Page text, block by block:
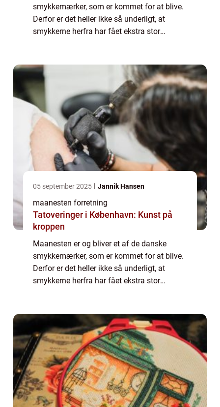
smykkemærker, som er kommet for at blive.
Derfor er det heller ikke så underligt, at
smykkerne herfra har fået ekstra stor
kollektioner h...
05 september 2025 Jannik Hansen
maanesten forretning
Tatoveringer i København: Kunst på
kroppen
Maanesten er og bliver et af de danske
smykkemærker, som er kommet for at blive.
Derfor er det heller ikke så underligt, at
smykkerne herfra har fået ekstra stor
kollektioner h...